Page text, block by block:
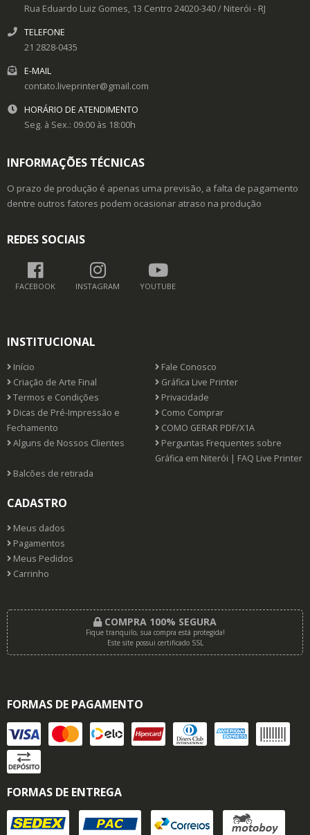
Rua Eduardo Luiz Gomes, 13 Centro 24020-340/ Niterói - RJ
TELEFONE
21 2828-0435
E-MAIL
contato.liveprinter@gmail.com
HORÁRIO DE ATENDIMENTO
Seg. à Sex.: 09:00 às 18:00h
INFORMAÇÕES TÉCNICAS
O prazo de produção é apenas uma previsão, a falta de pagamento
dentre outros fatores podem ocasionar atraso na produção
REDES SOCIAIS
FACEBOOK INSTAGRAM YOUTUBE
INSTITUCIONAL
Início
Fale Conosco
Criação de Arte Final
Gráfica Live Printer
Termos e Condições
Privacidade
Dicas de Pré-Impressão e
Fechamento
Como Comprar
COMO GERAR PDF/X1A
Alguns de Nossos Clientes
Perguntas Frequentes sobre
Gráfica em Niterói | FAQ Live Printer
Balcões de retirada
CADASTRO
Meus dados
Pagamentos
Meus Pedidos
Carrinho
COMPRA 100% SEGURA
Fique tranquilo, sua compra está protegida!
Este site possui certificado SSL
FORMAS DE PAGAMENTO
FORMAS DE ENTREGA